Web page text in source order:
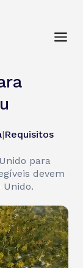
|Requisitos
para
devem
Unido.